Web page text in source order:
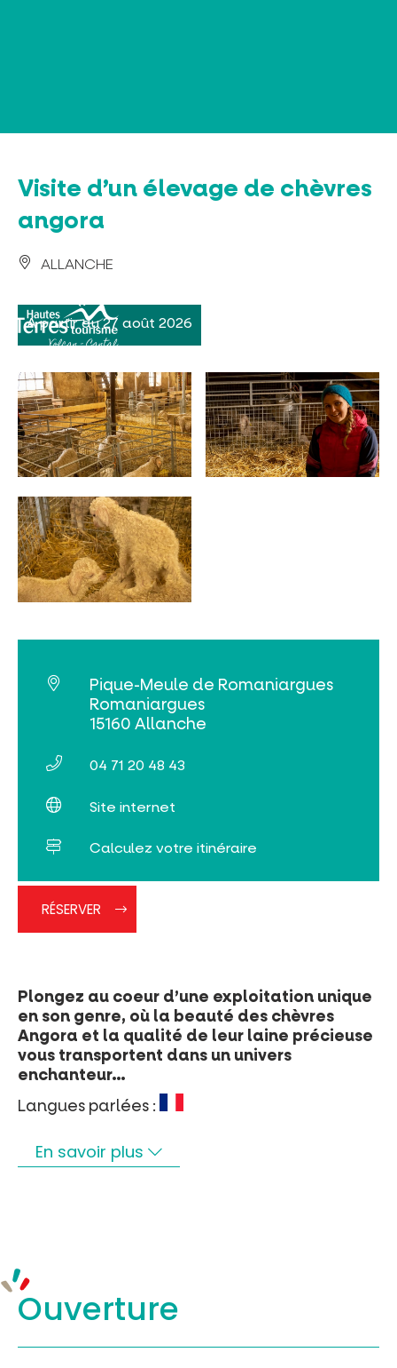
PLEINE NATURE
VISITES ET SAVOIR-FAIRE
Visite d’un élevage de chèvres
angora
ALLANCHE
A partir du 27 août 2026
Plongez au coeur d’une exploitation unique
en son genre, où la beauté des chèvres
Angora et la qualité de leur laine précieuse
vous transportent dans un univers
enchanteur…
Langues parlées :
En savoir plus
Ouverture
Pique-Meule de Romaniargues
Romaniargues
15160 Allanche
04 71 20 48 43
Site internet
Calculez votre itinéraire
RÉSERVER